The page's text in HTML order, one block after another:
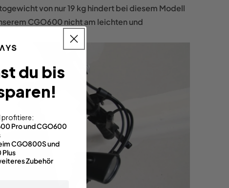
von nur 19 kg hindert bei diesem Modell
CGO600 nicht am leichten und
du bis
profitiere:
Pro und CGO600
CGO800S und
Zubehör